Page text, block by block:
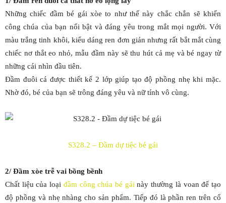
Những chiếc đầm bé gái xòe to như thế này chắc chắn sẽ khiến
công chúa của bạn nổi bật và đáng yêu trong mắt mọi người. Với
màu trắng tinh khôi, kiểu dáng ren đơn giản nhưng rất bắt mắt cùng
chiếc nơ thắt eo nhỏ, mẫu đầm này sẽ thu hút cả mẹ và bé ngay từ
những cái nhìn đầu tiên.
Đầm đuôi cá được thiết kế 2 lớp giúp tạo độ phồng nhẹ khi mặc.
Nhờ đó, bé của bạn sẽ trông đáng yêu và nữ tính vô cùng.
S328.2 – Đầm dự tiệc bé gái
2/ Đầm xòe trễ vai bồng bềnh
Chất liệu của loại đầm công chúa bé gái này thường là voan để tạo
độ phồng và nhẹ nhàng cho sản phẩm. Tiếp đó là phần ren trên cổ